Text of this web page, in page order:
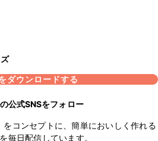
ダウンロードする
公式SNSをフォロー
をコンセプトに、簡単においしく作れる
毎日配信しています。